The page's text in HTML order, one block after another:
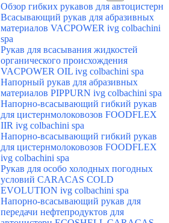
Обзор гибких рукавов для автоцистерн
Всасывающий рукав для абразивных
материалов VACPOWER ivg colbachini
spa
Рукав для всасывания жидкостей
органического происхождения
VACPOWER OIL ivg colbachini spa
Напорный рукав для абразивных
материалов PIPPURN ivg colbachini spa
Напорно-всасывающий гибкий рукав
для цистернмолоковозов FOODFLEX
IIR ivg colbachini spa
Напорно-всасывающий гибкий рукав
для цистернмолоковозов FOODFLEX
ivg colbachini spa
Рукав для особо холодных погодных
условий CARACAS COLD
EVOLUTION ivg colbachini spa
Напорно-всасывающий рукав для
передачи нефтепродуктов для